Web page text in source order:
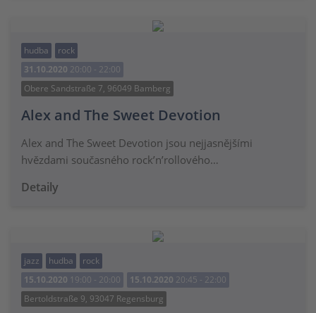
hudba
rock
31.10.2020 20:00 - 22:00
Obere Sandstraße 7, 96049 Bamberg
Alex and The Sweet Devotion
Alex and The Sweet Devotion jsou nejjasnějšími
hvězdami současného rock’n’rollového…
Detaily
jazz hudba
rock
15.10.2020 19:00 - 20:00 15.10.2020 20:45 - 22:00
Bertoldstraße 9, 93047 Regensburg